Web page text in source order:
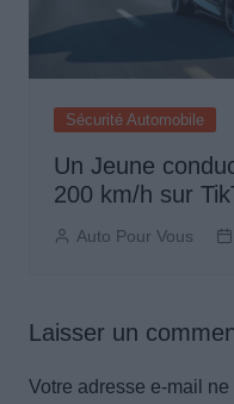
Sécurité Automobile
Un Jeune
200 km/h sur
Auto Pour Vous
Laisser un
Votre adresse e-mail